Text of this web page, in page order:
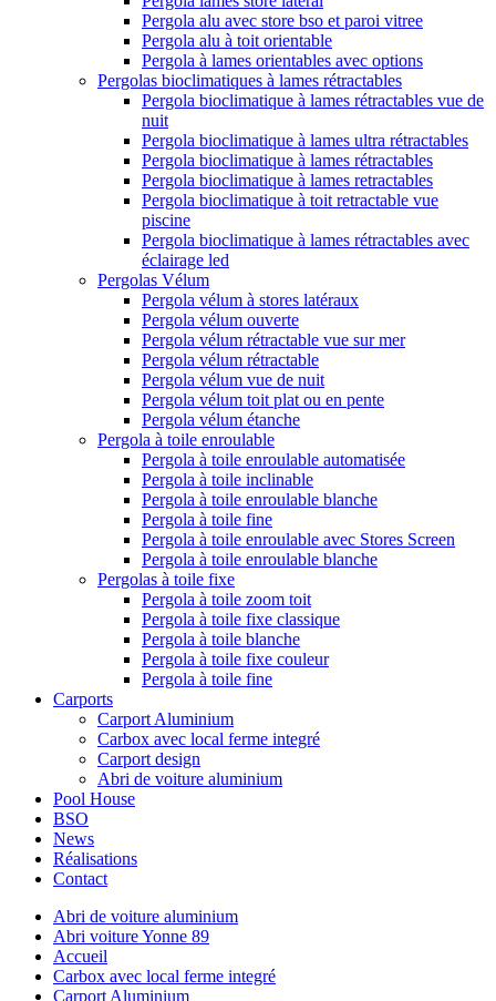
Pergola alu avec store bso et paroi vitree
Pergola alu à toit orientable
Pergola à lames orientables avec options
Pergolas bioclimatiques à lames rétractables
Pergola bioclimatique à lames rétractables vue de
nuit
Pergola bioclimatique à lames ultra rétractables
Pergola bioclimatique à lames rétractables
Pergola bioclimatique à lames retractables
Pergola bioclimatique à toit retractable vue
piscine
Pergola bioclimatique à lames rétractables avec
éclairage led
Pergolas Vélum
Pergola vélum à stores latéraux
Pergola vélum ouverte
Pergola vélum rétractable vue sur mer
Pergola vélum rétractable
Pergola vélum vue de nuit
Pergola vélum toit plat ou en pente
Pergola vélum étanche
Pergola à toile enroulable
Pergola à toile enroulable automatisée
Pergola à toile inclinable
Pergola à toile enroulable blanche
Pergola à toile fine
Pergola à toile enroulable avec Stores Screen
Pergola à toile enroulable blanche
Pergolas à toile fixe
Pergola à toile zoom toit
Pergola à toile fixe classique
Pergola à toile blanche
Pergola à toile fixe couleur
Pergola à toile fine
Carports
Carport Aluminium
Carbox avec local ferme integré
Carport design
Abri de voiture aluminium
Pool House
BSO
News
Réalisations
Contact
Abri de voiture aluminium
Abri voiture Yonne 89
Accueil
Carbox avec local ferme integré
Carport Aluminium